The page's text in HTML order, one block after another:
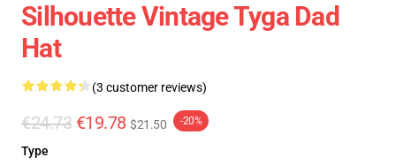
Silhouette Vintage Tyga Dad
Hat
(3 customer reviews)
€24.73 €19.78 $21.50 -20%
Type